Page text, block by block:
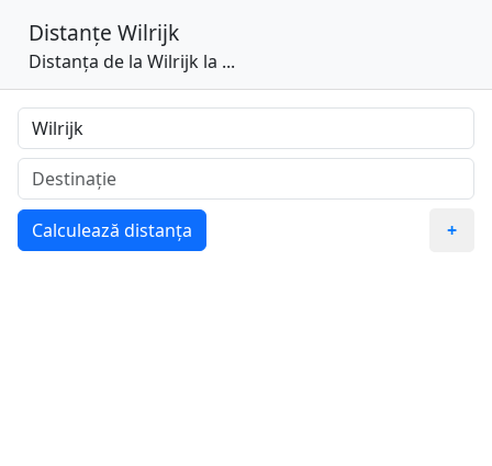
Distanțe Wilrijk
Distanța de la Wilrijk la ...
Calculează distanța +